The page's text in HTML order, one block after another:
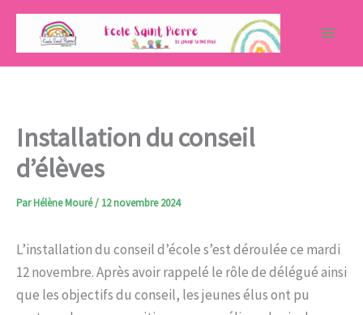
Aller
contenu
Installation du conseil
d’élèves
ParHélène Mouré/ 12 novembre 2024
L’installation du conseil d’école s’est déroulée ce mardi
12 novembre. Après avoir rappelé le rôle de délégué ainsi
que les objectifs du conseil, les jeunes élus ont pu